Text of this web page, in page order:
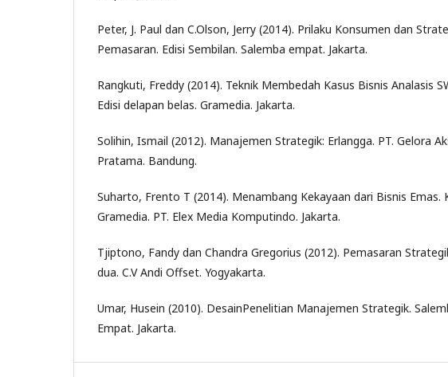
Peter, J. Paul dan C.Olson, Jerry (2014). Prilaku Konsumen dan
Pemasaran. Edisi Sembilan. Salemba empat. Jakarta.
Rangkuti, Freddy (2014). Teknik Membedah Kasus Bisnis Analasis
Edisi delapan belas. Gramedia. Jakarta.
Solihin, Ismail (2012). Manajemen Strategik: Erlangga. PT. Gelora
Pratama. Bandung.
Suharto, Frento T (2014). Menambang Kekayaan dari Bisnis Emas.
Gramedia. PT. Elex Media Komputindo. Jakarta.
Tjiptono, Fandy dan Chandra Gregorius (2012). Pemasaran
dua. C.V Andi Offset. Yogyakarta.
Umar, Husein (2010). DesainPenelitian Manajemen Strategik.
Empat. Jakarta.